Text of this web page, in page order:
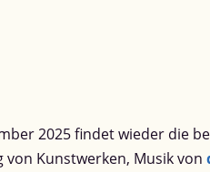
2025 findet wieder die
Kunstwerken, Musik von